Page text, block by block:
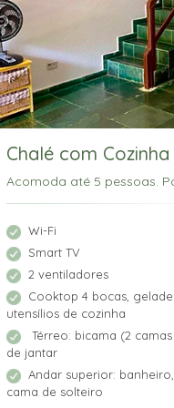
Chalé com
Acomoda até 5 pessoas.
Wi-Fi
Smart TV
2 ventiladores
Cooktop 4 bocas,
utensílios de cozinha
Térreo: bicama (2
de jantar
Andar superior:
cama de solteiro